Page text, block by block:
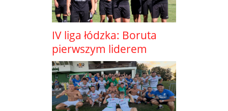
IV liga łódzka: Boruta
pierwszym liderem